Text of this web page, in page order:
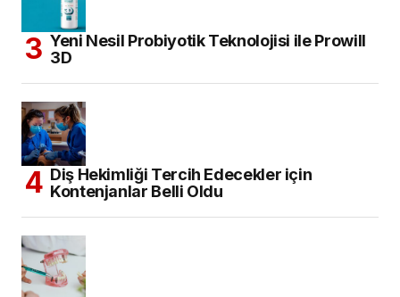
Yeni Nesil Probiyotik Teknolojisi ile Prowill
3D
Diş Hekimliği Tercih Edecekler için
Kontenjanlar Belli Oldu